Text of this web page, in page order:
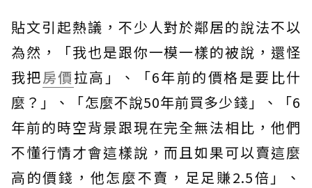
貼文引起熱議，不少人對於鄰居的說法不以
為然，「我也是跟你一模一樣的被說，還怪
我把房價拉高」、「6年前的價格是要比什
麼？」、「怎麼不說50年前買多少錢」、「6
年前的時空背景跟現在完全無法相比，他們
不懂行情才會這樣說，而且如果可以賣這麼
高的價錢，他怎麼不賣，足足賺2.5倍」、